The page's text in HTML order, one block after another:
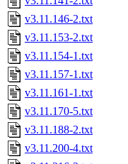
v3.11.146-2.txt
v3.11.153-2.txt
v3.11.154-1.txt
v3.11.157-1.txt
v3.11.161-1.txt
v3.11.170-5.txt
v3.11.188-2.txt
v3.11.200-4.txt